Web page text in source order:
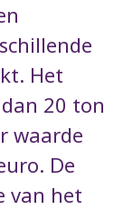
Het
20 ton
waarde
De
van het